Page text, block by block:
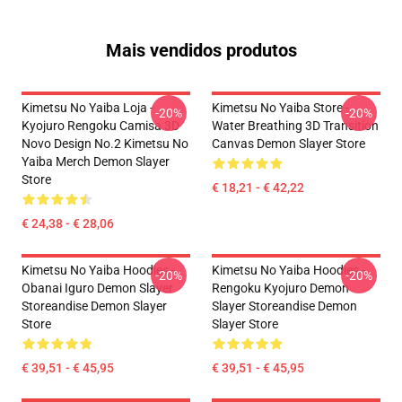
Mais vendidos produtos
Kimetsu No Yaiba Loja -
Kyojuro Rengoku Camisa 3D
Novo Design No.2 Kimetsu No
Yaiba Merch Demon Slayer
Store
€ 24,38 - € 28,06
-20%
Kimetsu No Yaiba Store -
Water Breathing 3D Transition
Canvas Demon Slayer Store
€ 18,21 - € 42,22
-20%
Kimetsu No Yaiba Hoodies -
Obanai Iguro Demon Slayer
Storeandise Demon Slayer
Store
€ 39,51 - € 45,95
-20%
Kimetsu No Yaiba Hoodies -
Rengoku Kyojuro Demon
Slayer Storeandise Demon
Slayer Store
€ 39,51 - € 45,95
-20%